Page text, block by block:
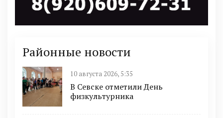
Районные новости
10 августа 2026, 5:35
В Севске отметили День
физкультурника